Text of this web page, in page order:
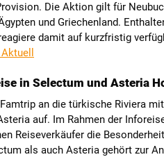
Die Aktion gilt für
und Griechenland.
damit auf kurzfristig
in Selectum und Asteria
an die türkische Riviera
auf. Im Rahmen der
Reiseverkäufer die
als auch Asteria gehört zur